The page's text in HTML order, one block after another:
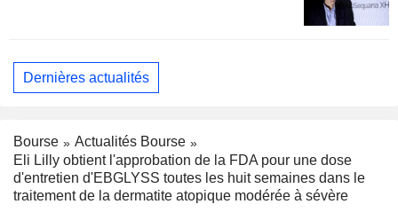
Dernières actualités
Bourse
Actualités Bourse
Eli Lilly obtient l'approbation de la FDA pour une dose
d'entretien d'EBGLYSS toutes les huit semaines dans le
traitement de la dermatite atopique modérée à sévère